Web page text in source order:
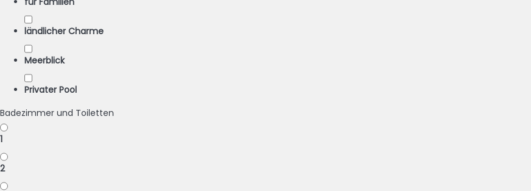
ländlicher Charme
Meerblick
Privater Pool
Badezimmer und Toiletten
1
2